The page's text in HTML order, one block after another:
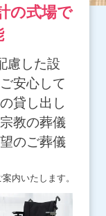
の式場で
慮した設
安心して
貸し出し
教の葬儀
のご葬儀
内いたします。